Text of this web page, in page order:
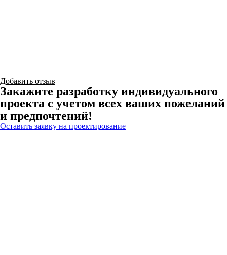
Добавить отзыв
Закажите разработку индивидуального
проекта с учетом всех ваших пожеланий
и предпочтений!
Оставить заявку на проектирование